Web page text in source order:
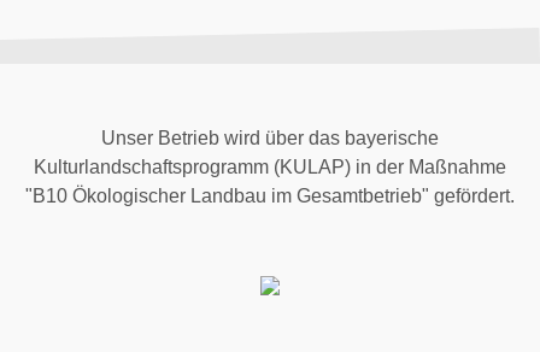
Unser Betrieb wird über das bayerische
Kulturlandschaftsprogramm (KULAP) in der Maßnahme
"B10 Ökologischer Landbau im Gesamtbetrieb" gefördert.